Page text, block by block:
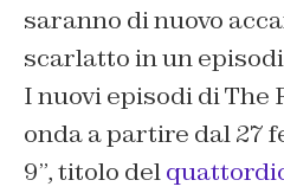
saranno di nuovo
scarlatto in un
I nuovi episodi di The
onda a partire dal 27
9”, titolo del